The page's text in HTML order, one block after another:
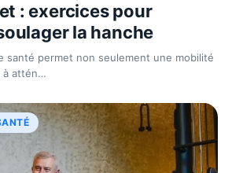
: exercices pour
la hanche
santé permet non seulement une mobilité
à attén…